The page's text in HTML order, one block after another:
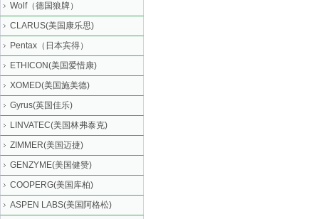
Wolf（德国狼牌）
CLARUS(美国康乐思)
Pentax（日本宾得）
ETHICON(美国爱惜康)
XOMED(美国施美德)
Gyrus(英国佳乐)
LINVATEC(美国林弗泰克)
ZIMMER(美国迈捷)
GENZYME(美国健赞)
COOPERG(美国库柏)
ASPEN LABS(美国阿格松)